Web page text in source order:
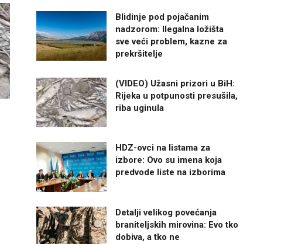
Blidinje pod pojačanim
nadzorom: Ilegalna ložišta
sve veći problem, kazne za
prekršitelje
(VIDEO) Užasni prizori u BiH:
Rijeka u potpunosti presušila,
riba uginula
HDZ-ovci na listama za
izbore: Ovo su imena koja
predvode liste na izborima
Detalji velikog povećanja
braniteljskih mirovina: Evo tko
dobiva, a tko ne